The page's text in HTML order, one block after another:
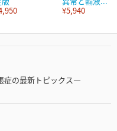
¥5,940
症の最新トピックス―